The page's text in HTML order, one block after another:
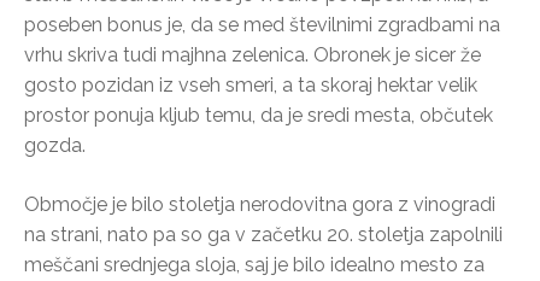
poseben bonus je, da se med številnimi zgradbami na
vrhu skriva tudi majhna zelenica. Obronek je sicer že
gosto pozidan iz vseh smeri, a ta skoraj hektar velik
prostor ponuja kljub temu, da je sredi mesta, občutek
gozda.
Območje je bilo stoletja nerodovitna gora z vinogradi
na strani, nato pa so ga v začetku 20. stoletja zapolnili
meščani srednjega sloja, saj je bilo idealno mesto za